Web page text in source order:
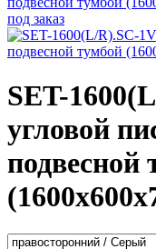
под заказ
SET-
угловой
подвесной